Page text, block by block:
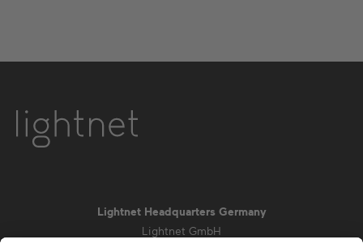
Lightnet Headquarters Germany
Lightnet GmbH